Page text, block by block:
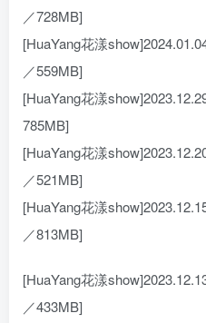
／728MB]
[HuaYang花漾
／559MB]
[HuaYang花漾
785MB]
[HuaYang花漾
／521MB]
[HuaYang花漾
／813MB]
[HuaYang花漾
／433MB]